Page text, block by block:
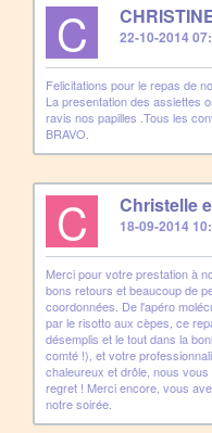
C 22-10-2014
Felicitations pour le repas de
La presentation des assiettes
ravis nos papilles .Tous les
BRAVO.
C Christelle
18-09-2014
Merci pour votre prestation à
bons retours et beaucoup de
coordonnées. De l'apéro
par le risotto aux cèpes, ce
désemplis et le tout dans la
comté !), et votre
chaleureux et drôle, nous
regret ! Merci encore, vous
notre soirée.